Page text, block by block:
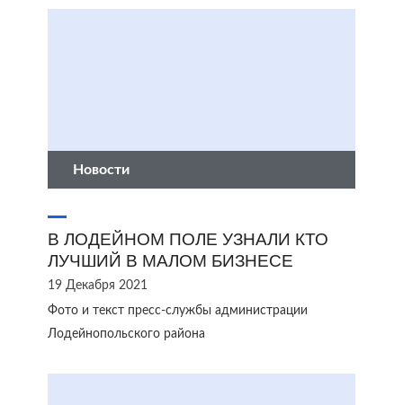
Новости
В ЛОДЕЙНОМ ПОЛЕ УЗНАЛИ КТО
ЛУЧШИЙ В МАЛОМ БИЗНЕСЕ
19 Декабря 2021
Фото и текст пресс-службы администрации
Лодейнопольского района